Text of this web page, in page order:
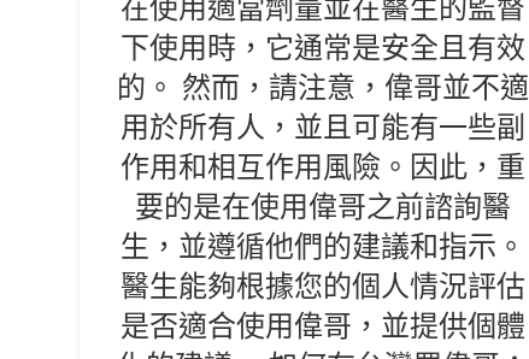
在使用適當劑量並在醫生的監督
下使用時，它通常是安全且有效
的。 然而，請注意，偉哥並不適
用於所有人，並且可能有一些副
作用和相互作用風險。因此，重
要的是在使用偉哥之前諮詢醫
生，並遵循他們的建議和指示。
醫生能夠根據您的個人情況評估
是否適合使用偉哥，並提供個體